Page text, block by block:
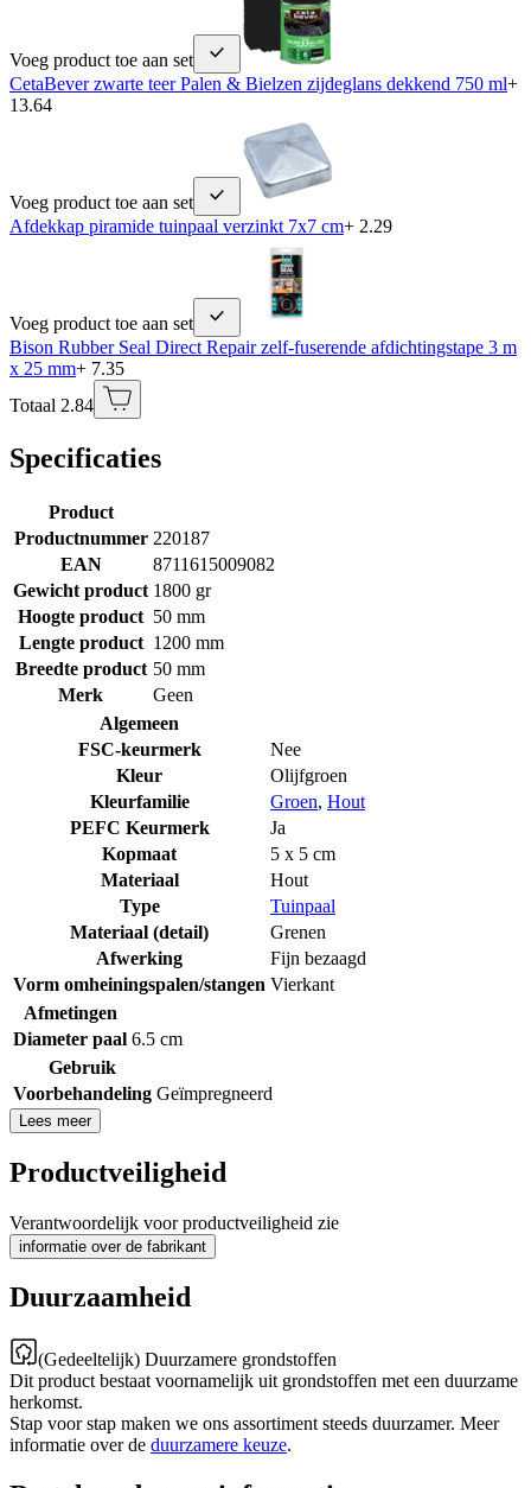
Voeg product toe aan set
CetaBever zwarte teer Palen & Bielzen zijdeglans dekkend 750 ml+
13.64
Voeg product toe aan set
Afdekkap piramide tuinpaal verzinkt 7x7 cm+ 2.29
Voeg product toe aan set
Bison Rubber Seal Direct Repair zelf-fuserende afdichtingstape 3 m
x 25 mm+ 7.35
Totaal 2.84
Specificaties
Product
Productnummer 220187
EAN
8711615009082
Gewicht product 1800 gr
Hoogte product 50 mm
Lengte product 1200 mm
Breedte product 50 mm
Merk
Geen
Algemeen
FSC-keurmerk
Nee
Kleur
Olijfgroen
Kleurfamilie
Groen, Hout
PEFC Keurmerk
Ja
Kopmaat
5 x 5 cm
Materiaal
Hout
Type
Tuinpaal
Materiaal (detail)
Grenen
Afwerking
Fijn bezaagd
Vorm omheiningspalen/stangen Vierkant
Afmetingen
Diameter paal 6.5 cm
Gebruik
Voorbehandeling Geïmpregneerd
Lees meer
Productveiligheid
Verantwoordelijk voor productveiligheid zie
informatie over de fabrikant
Duurzaamheid
(Gedeeltelijk) Duurzamere grondstoffen
Dit product bestaat voornamelijk uit grondstoffen met een duurzame
herkomst.
Stap voor stap maken we ons assortiment steeds duurzamer. Meer
informatie over de duurzamere keuze.